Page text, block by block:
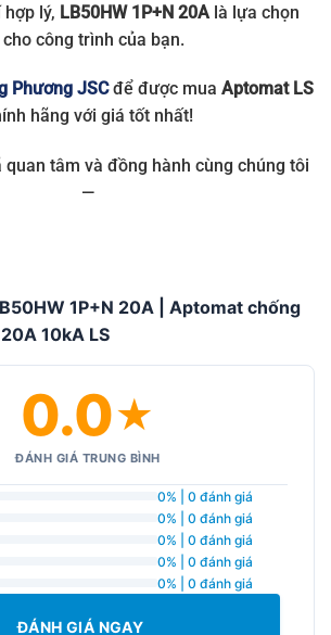
lý, LB50HW 1P+N 20Alà lựa chọn
công trình của bạn.
Phương JSCđể được mua Aptomat LS
hãng với giá tốt nhất!
tâm và đồng hành cùng chúng tôi
—
1P+N 20A | Aptomat chống
10kA LS
0.0★
ĐÁNH GIÁ TRUNG BÌNH
0% | 0 đánh giá
0% | 0 đánh giá
0% | 0 đánh giá
0% | 0 đánh giá
0% | 0 đánh giá
ĐÁNH GIÁ NGAY